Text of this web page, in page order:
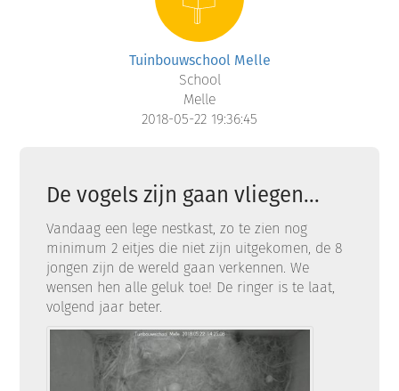
Tuinbouwschool Melle
School
Melle
2018-05-22 19:36:45
De vogels zijn gaan vliegen...
Vandaag een lege nestkast, zo te zien nog
minimum 2 eitjes die niet zijn uitgekomen, de 8
jongen zijn de wereld gaan verkennen. We
wensen hen alle geluk toe! De ringer is te laat,
volgend jaar beter.